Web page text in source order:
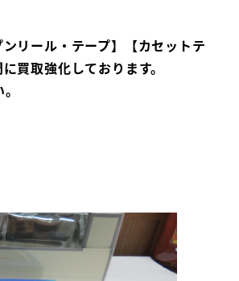
リール・テープ】【カセットテ
買取強化しております。